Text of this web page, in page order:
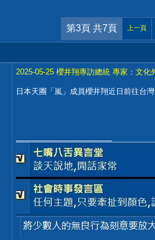
第3頁 共7頁 上一頁
2025-05-25 櫻井翔專訪總統 專家：文化
日本天團「嵐」成員櫻井翔近日前往台